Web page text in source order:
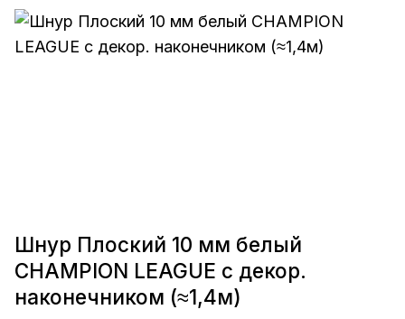
Шнур Плоский 10 мм белый
CHAMPION LEAGUE с декор.
наконечником (≈1,4м)